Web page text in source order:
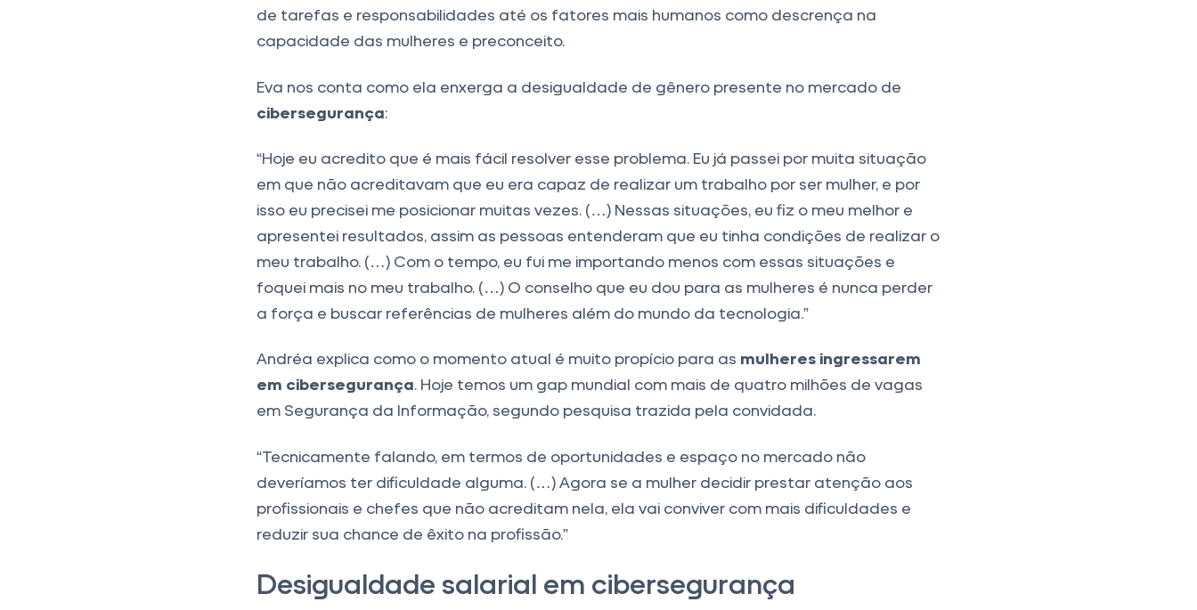
de tarefas e responsabilidades até os fatores mais humanos como descrença na
capacidade das mulheres e preconceito.
Eva nos conta como ela enxerga a desigualdade de gênero presente no mercado de
cibersegurança:
“Hoje eu acredito que é mais fácil resolver esse problema. Eu já passei por muita situação
em que não acreditavam que eu era capaz de realizar um trabalho por ser mulher, e por
isso eu precisei me posicionar muitas vezes. (…) Nessas situações, eu fiz o meu melhor e
apresentei resultados, assim as pessoas entenderam que eu tinha condições de realizar o
meu trabalho. (…) Com o tempo, eu fui me importando menos com essas situações e
foquei mais no meu trabalho. (…) O conselho que eu dou para as mulheres é nunca perder
a força e buscar referências de mulheres além do mundo da tecnologia.”
Andréa explica como o momento atual é muito propício para as mulheres ingressarem
em cibersegurança. Hoje temos um gap mundial com mais de quatro milhões de vagas
em Segurança da Informação, segundo pesquisa trazida pela convidada.
“Tecnicamente falando, em termos de oportunidades e espaço no mercado não
deveríamos ter dificuldade alguma. (…) Agora se a mulher decidir prestar atenção aos
profissionais e chefes que não acreditam nela, ela vai conviver com mais dificuldades e
reduzir sua chance de êxito na profissão.”
Desigualdade salarial em cibersegurança